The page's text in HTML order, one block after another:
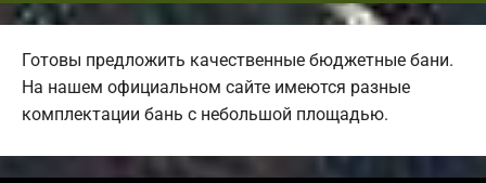
Готовы предложить качественные бюджетные бани.
На нашем официальном сайте имеются разные
комплектации бань с небольшой площадью.